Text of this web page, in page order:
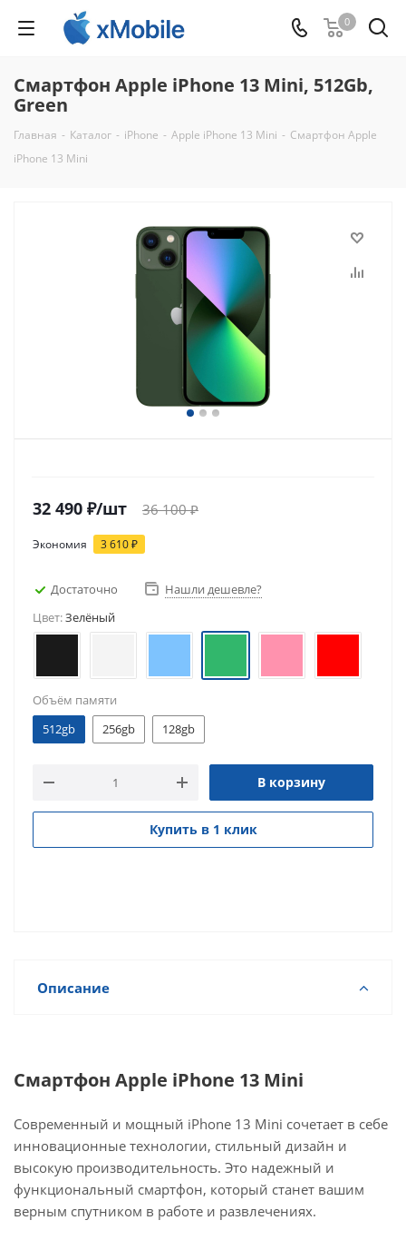
0
Смартфон Apple iPhone 13 Mini, 512Gb,
Green
Главная - Каталог - iPhone - Apple iPhone 13 Mini - Смартфон Apple
iPhone 13 Mini
32 490 ₽/шт 36 100₽
Экономия 3 610₽
Достаточно
Нашли дешевле?
Цвет:Зелёный
Объём памяти
512gb
256gb 128gb
В корзину
Купить в 1 клик
Описание
Смартфон Apple iPhone 13 Mini
Современный и мощный iPhone 13 Mini сочетает в себе
инновационные технологии, стильный дизайн и
высокую производительность. Это надежный и
функциональный смартфон, который станет вашим
верным спутником в работе и развлечениях.